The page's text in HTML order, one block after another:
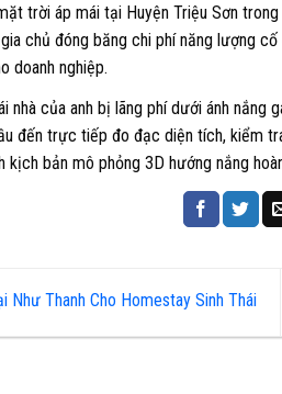
trời áp mái tại Huyện Triệu Sơn
chủ đóng băng chi phí năng lượng
doanh nghiệp.
nhà của anh bị lãng phí dưới ánh nắng
đến trực tiếp đo đạc diện tích, kiểm
kịch bản mô phỏng 3D hướng nắng
Như Thanh Cho Homestay Sinh Thái